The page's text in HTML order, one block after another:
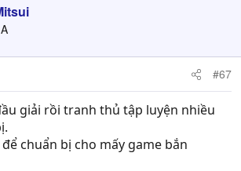
#67
giải rồi tranh thủ tập luyện nhiều
chuẩn bị cho mấy game bắn